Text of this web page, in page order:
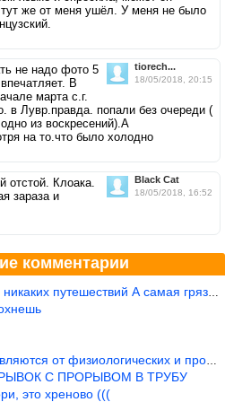
же от меня ушёл. У меня не было
tiorech...
18/05/2018, 20:15
не надо фото 5
В
марта с.г.
в Лувр.правда. попали без очереди (
из воскресений).А
на то.что было холодно
Black Cat
18/05/2018, 16:52
отстой. Клоака.
зараза и
комментарии
путешествий А самая грязная в от
от физиологических и прочих отходо
С ПРОРЫВОМ В ТРУБУ
это хреново (((